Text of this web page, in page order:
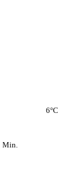
Min.
6°C